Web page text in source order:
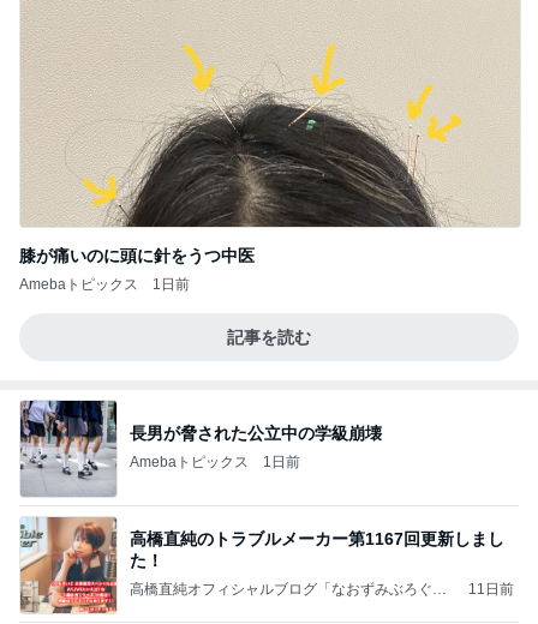
膝が痛いのに頭に針をうつ中医
Amebaトピックス 1日前
記事を読む
長男が脅された公立中の学級崩壊
Amebaトピックス 1日前
高橋直純のトラブルメーカー第1167回更新しまし
た！
高橋直純オフィシャルブログ「なおずみぶろぐ」
11日前